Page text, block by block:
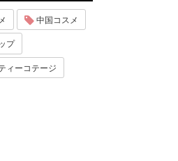
中国コスメ
プ
ィーコテージ